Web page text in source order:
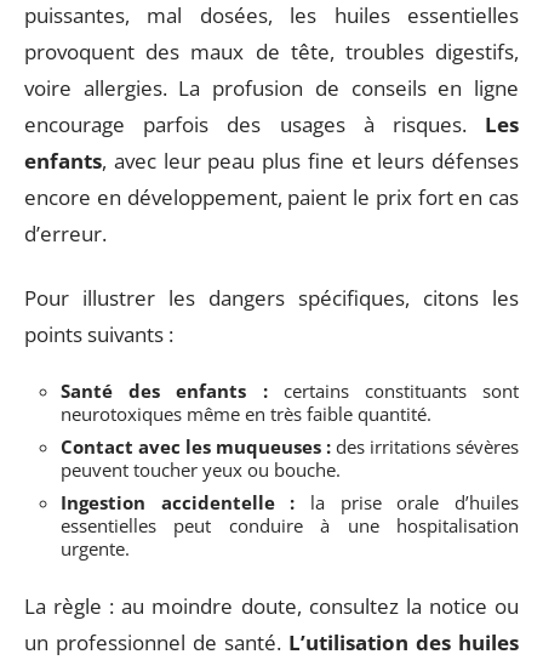
puissantes, mal dosées, les huiles essentielles
provoquent des maux de tête, troubles digestifs,
voire allergies. La profusion de conseils en ligne
encourage parfois des usages à risques. Les
enfants, avec leur peau plus fine et leurs défenses
encore en développement, paient le prix fort en cas
d’erreur.
Pour illustrer les dangers spécifiques, citons les
points suivants :
Santé des enfants : certains constituants sont
neurotoxiques même en très faible quantité.
Contact avec les muqueuses : des irritations sévères
peuvent toucher yeux ou bouche.
Ingestion accidentelle : la prise orale d’huiles
essentielles peut conduire à une hospitalisation
urgente.
La règle : au moindre doute, consultez la notice ou
un professionnel de santé. L’utilisation des huiles